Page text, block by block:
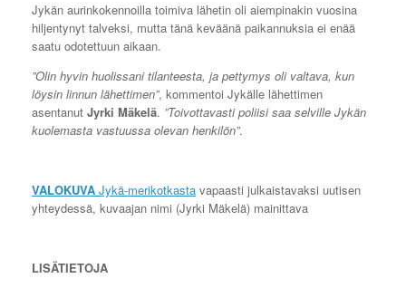
Jykän aurinkokennoilla toimiva lähetin oli aiempinakin vuosina
hiljentynyt talveksi, mutta tänä keväänä paikannuksia ei enää
saatu odotettuun aikaan.
”Olin hyvin huolissani tilanteesta, ja pettymys oli valtava, kun
löysin linnun lähettimen”, kommentoi Jykälle lähettimen
asentanut Jyrki Mäkelä. ”Toivottavasti poliisi saa selville Jykän
kuolemasta vastuussa olevan henkilön”.
VALOKUVA Jykä-merikotkasta vapaasti julkaistavaksi uutisen
yhteydessä, kuvaajan nimi (Jyrki Mäkelä) mainittava
LISÄTIETOJA